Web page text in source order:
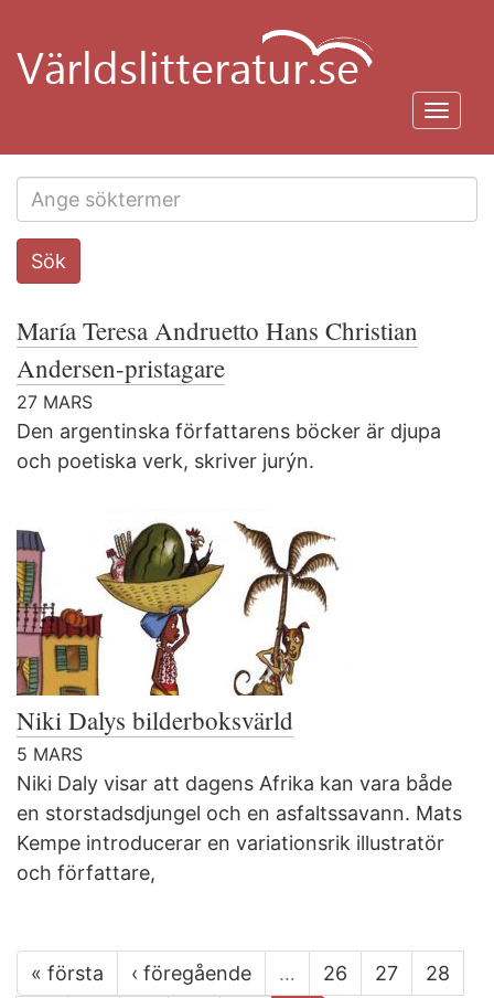
huvudinnehåll
Search
this
Sök
María Teresa Andruetto Hans Christian
Andersen-pristagare
27 MARS
Den argentinska författarens böcker är djupa
och poetiska verk, skriver jurýn.
Niki Dalys bilderboksvärld
5 MARS
Niki Daly visar att dagens Afrika kan vara både
en storstadsdjungel och en asfaltssavann. Mats
Kempe introducerar en variationsrik illustratör
och författare,
« första ‹ föregående … 26 27
28